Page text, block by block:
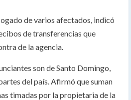
de varios afectados, indicó
de transferencias que
de la agencia.
son de Santo Domingo,
del país. Afirmó que suman
timadas por la propietaria de la